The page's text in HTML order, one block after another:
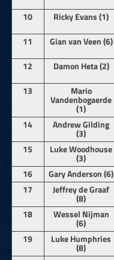
10
Ricky Evans (1)
11
Gian van Veen (6)
12
Damon Heta (2)
13
Mario
Vandenbogaerde
(1)
14 Andrew Gilding
(3)
15
Luke Woodhouse
(3)
16
Gary Anderson (6)
17
Jeffrey de Graaf
(8)
18
Wessel Nijman
(6)
19
Luke Humphries
(8)